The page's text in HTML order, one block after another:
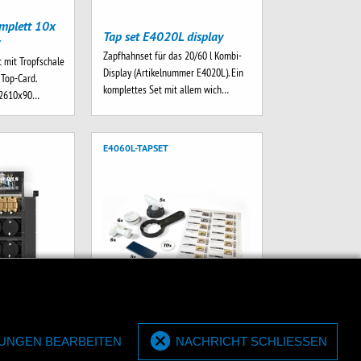
BEARBEITEN NACHRICHT SCHLIESSEN
10x
mit Tropfschale
Card.
Tap set E4020L display
Zapfhahnset für das 20/60 l Kombi-
Display (Artikelnummer E4020L). Ein
komplettes Set mit allem wich…
E4060L-TAPSET
Tap set E4060L display
Zapfhahnset für das 20/60 l Kombi-